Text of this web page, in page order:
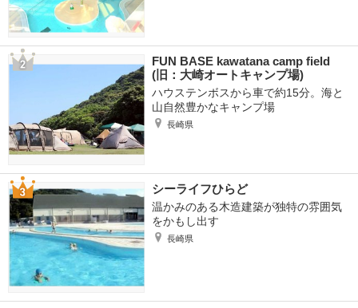
FUN BASE kawatana camp field
(旧：大崎オートキャンプ場)
ハウステンボスから車で約15分。海と
山自然豊かなキャンプ場
長崎県
シーライフひらど
温かみのある木造建築が独特の雰囲気
をかもし出す
長崎県